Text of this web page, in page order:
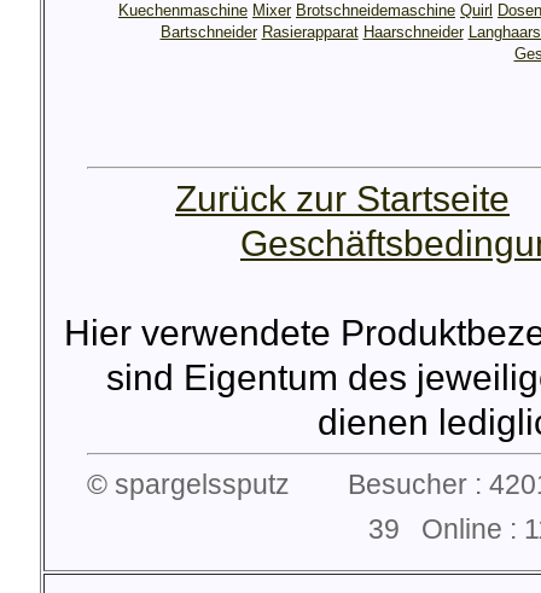
Kuechenmaschine Mixer Brotschneidemaschine Quirl
Bartschneider Rasierapparat Haarschneider
Zurück zur Startseite
Hier verwendete
sind Eigentum des
dienen
© spargelssputz Besucher :
39 Online